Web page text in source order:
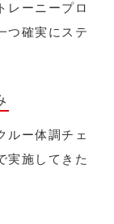
レーニープロ
つ確実にステ
ルー体調チェ
実施してきた